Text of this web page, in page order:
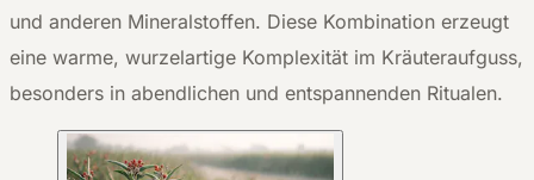
und anderen Mineralstoffen. Diese Kombination erzeugt
eine warme, wurzelartige Komplexität im Kräuteraufguss,
besonders in abendlichen und entspannenden Ritualen.